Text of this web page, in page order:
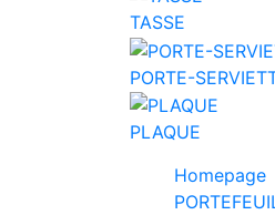
TASSE
PORTE-
PLAQUE
Homepage